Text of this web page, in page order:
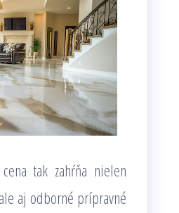
tak zahŕňa nielen
aj odborné prípravné